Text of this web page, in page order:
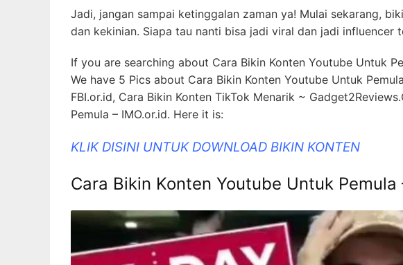
Jadi, jangan sampai ketinggalan zaman ya! Mulai sekarang,
dan kekinian. Siapa tau nanti bisa jadi viral dan jadi influencer
If you are searching about Cara Bikin Konten Youtube Untuk
We have 5 Pics about Cara Bikin Konten Youtube Untuk
FBI.or.id, Cara Bikin Konten TikTok Menarik ~
Pemula – IMO.or.id. Here it is:
KLIK DISINI UNTUK DOWNLOAD BIKIN KONTEN
Cara Bikin Konten Youtube Untuk Pemula